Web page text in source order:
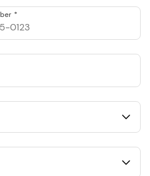
Francisco, California, US